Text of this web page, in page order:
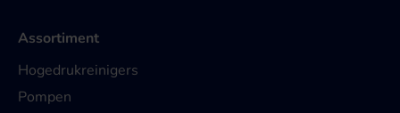
Assortiment
Hogedrukreinigers
Pompen